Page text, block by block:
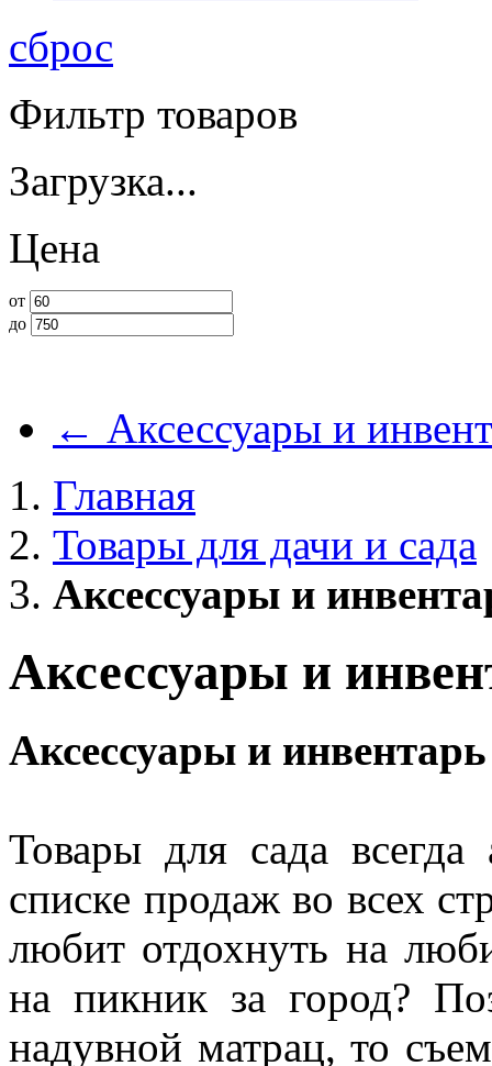
сброс
Фильтр товаров
Загрузка...
Цена
от
до
← Аксессуары и
Главная
Товары для дачи и сада
Аксессуары и
Аксессуары и
Аксессуары и инвентарь
Товары для сада
списке продаж во всех
любит отдохнуть на
на пикник за город?
надувной матрац, то